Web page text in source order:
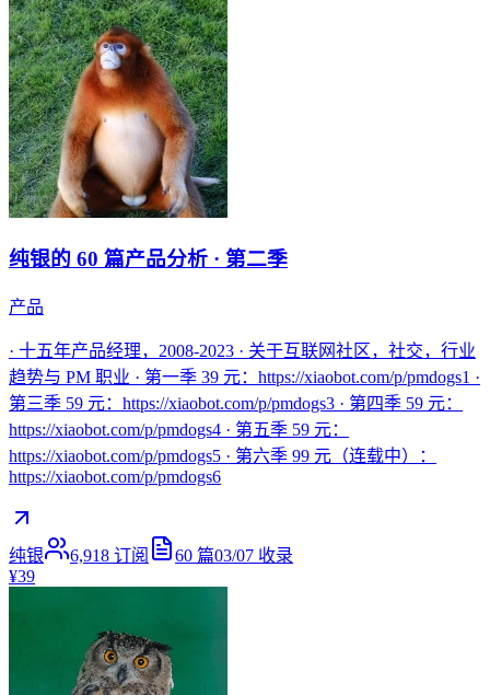
纯银的 60 篇产品分析 · 第二季
产品
· 十五年产品经理，2008-2023 · 关于互联网社区，社交，行业
趋势与 PM 职业 · 第一季 39 元：https://xiaobot.com/p/pmdogs1 ·
第三季 59 元：https://xiaobot.com/p/pmdogs3 · 第四季 59 元：
https://xiaobot.com/p/pmdogs4 · 第五季 59 元：
https://xiaobot.com/p/pmdogs5 · 第六季 99 元（连载中）：
https://xiaobot.com/p/pmdogs6
纯银 6,918 订阅 60 篇03/07 收录
¥39